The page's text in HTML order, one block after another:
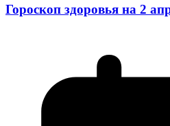
Гороскоп здоровья на 2